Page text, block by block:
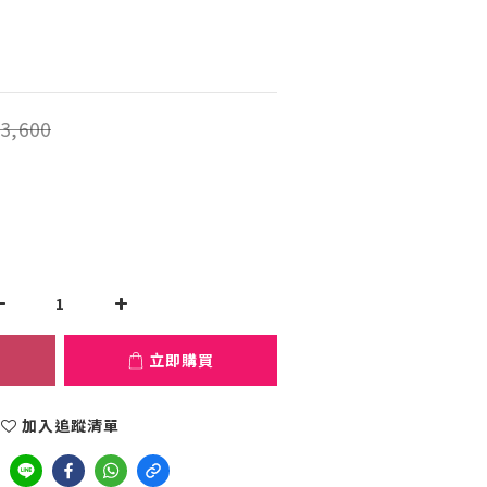
立即購買
加入追蹤清單